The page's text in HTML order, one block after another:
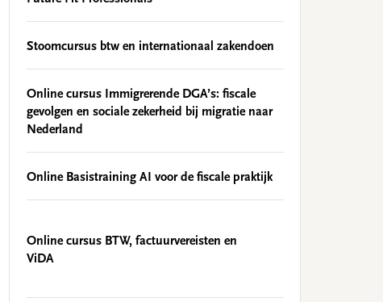
Stoomcursus btw en internationaal zakendoen
Online cursus Immigrerende DGA’s: fiscale
gevolgen en sociale zekerheid bij migratie naar
Nederland
Online Basistraining AI voor de fiscale praktijk
Online cursus BTW, factuurvereisten en
ViDA